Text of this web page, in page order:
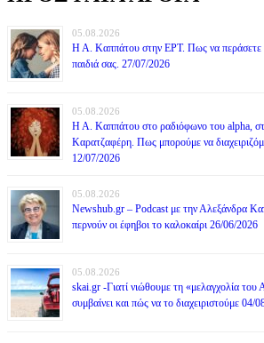
05.08.2026
Η Α. Καππάτου στην ΕΡΤ. Πως να περάσετε
παιδιά σας. 27/07/2026
05.08.2026
Η Α. Καππάτου στο ραδιόφωνο του alpha,
Καρατζαφέρη. Πως μπορούμε να
12/07/2026
05.08.2026
Newshub.gr – Podcast με την Αλεξάνδρα
περνούν οι έφηβοι το καλοκαίρι 26/06/2026
05.08.2026
skai.gr -Γιατί νιώθουμε τη «μελαγχολία του
συμβαίνει και πώς να το διαχειριστούμε 04/